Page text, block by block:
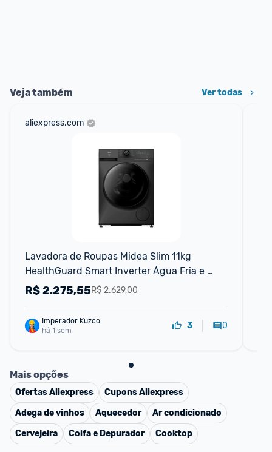
Veja também Ver todas
aliexpress.com
Lavadora de Roupas Midea Slim 11kg
HealthGuard Smart Inverter Água Fria e
Quente Titanium MF201D110WBWK-01 - 110V
R$ 2.629,00
R$2.275,55
Imperador Kuzco
há 1 sem
3 0
Mais opções
OfertasAliexpress CuponsAliexpress
Adega de vinhos
Aquecedor
Ar condicionado
Cervejeira
Coifa e Depurador Cooktop